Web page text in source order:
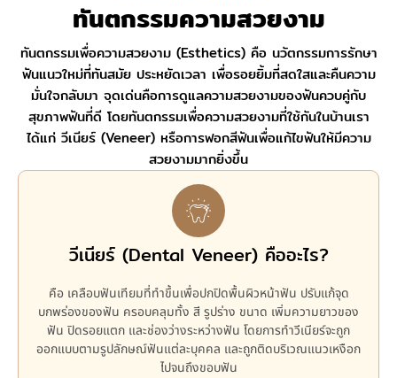
ทันตกรรมความสวยงาม
ทันตกรรมเพื่อความสวยงาม (Esthetics) คือ นวัตกรรมการรักษา
ฟันแนวใหม่ที่ทันสมัย ประหยัดเวลา เพื่อรอยยิ้มที่สดใสและคืนความ
มั่นใจกลับมา จุดเด่นคือการดูแลความสวยงามของฟันควบคู่กับ
สุขภาพฟันที่ดี โดยทันตกรรมเพื่อความสวยงามที่ใช้กันในบ้านเรา
ได้แก่ วีเนียร์ (Veneer) หรือการฟอกสีฟันเพื่อแก้ไขฟันให้มีความ
สวยงามมากยิ่งขึ้น
วีเนียร์ (Dental Veneer) คืออะไร?
คือ เคลือบฟันเทียมที่ทำขึ้นเพื่อปกปิดพื้นผิวหน้าฟัน ปรับแก้จุด
บกพร่องของฟัน ครอบคลุมทั้ง สี รูปร่าง ขนาด เพิ่มความยาวของ
ฟัน ปิดรอยแตก และช่องว่างระหว่างฟัน โดยการทำวีเนียร์จะถูก
ออกแบบตามรูปลักษณ์ฟันแต่ละบุคคล และถูกติดบริเวณแนวเหงือก
ไปจนถึงขอบฟัน